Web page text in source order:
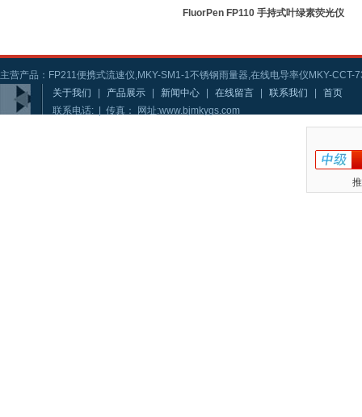
FluorPen FP110 手持式叶绿素荧光仪
主营产品：FP211便携式流速仪,MKY-SM1-1不锈钢雨量器,在线电导率仪MKY-CCT-
关于我们
产品展示 新闻中心 在线留言 联系我们
首页
联系电话: | 传真： 网址:www.bjmkygs.com